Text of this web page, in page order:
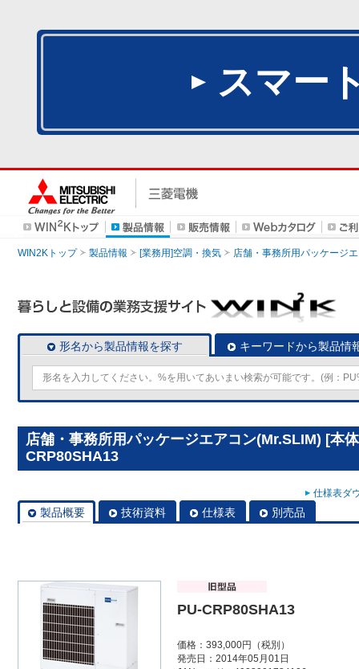
スマー
WIN2Kトップ 製品情報 [業務用]空調・換気 店舗・事務所用パッケージ
形名から製品情報を探す キーワードから製品情
店舗・事務所用パッケージエアコン(Mr.SLIM) [本
CRP80SHA13
仕様表ダ
製品概要 技術資料 仕様表 別売品
PU-CRP80SHA13
価格：393,000円（税別）
発売日：2014年05月01日